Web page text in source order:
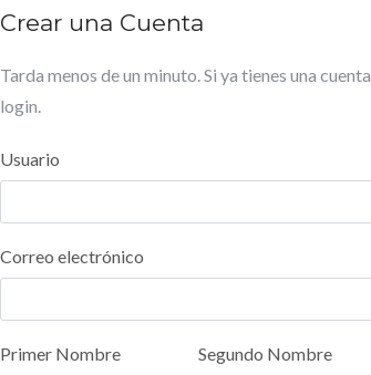
Crear una Cuenta
Tarda menos de un minuto. Si ya tienes una cuenta
login.
Usuario
Correo electrónico
Primer Nombre Segundo Nombre